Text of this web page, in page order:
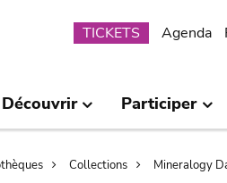
Submenu
TICKETS Agenda
Découvrir Participer
Collections Mineralogy